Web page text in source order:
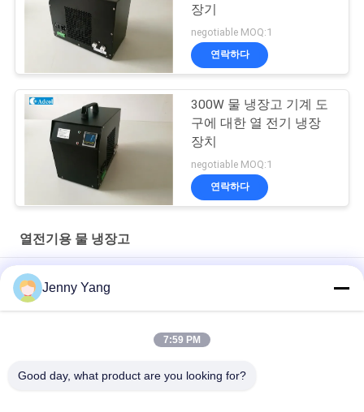
장기
negotiable MOQ:1
연락하다
300W 물 냉장고 기계 도
구에 대한 열 전기 냉장
장치
negotiable MOQ:1
연락하다
열전기용 물 냉장고
실험실 벤치탑 115VAC 회전 열전기 물 냉각기
150W ARC 시리즈는 의료 영상 시스템 및 의료 레이저에 적용 된
Jenny Yang
7:59 PM
Good day, what product are you looking for?